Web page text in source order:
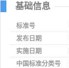
基础信息
标准号
发布日期
实施日期
中国标准分类号